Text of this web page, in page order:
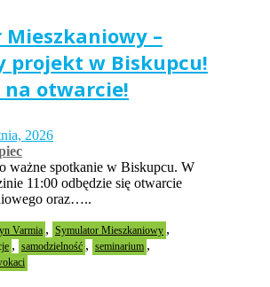
–
projekt w Biskupcu!
na otwarcie!
2026
ważne spotkanie w Biskupcu. W
11:00 odbędzie się otwarcie
oraz…..
Varmia , Symulator Mieszkaniowy ,
, samodzielność , seminarium ,